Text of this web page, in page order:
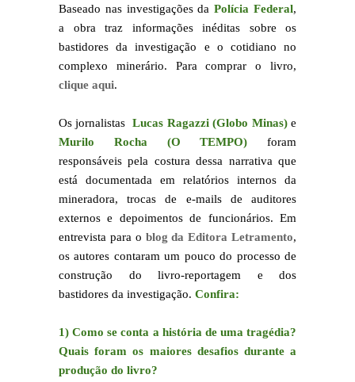
Baseado nas investigações daPolícia Federal,
a obra traz informações inéditas sobre os
bastidores da investigação e o cotidiano no
complexo minerário. Para comprar o livro,
clique aqui.
Os jornalistasLucas Ragazzi (Globo Minas)e
Murilo Rocha (O TEMPO) foram
responsáveis pela costura dessa narrativa que
está documentada em relatórios internos da
mineradora, trocas de e-mails de auditores
externos e depoimentos de funcionários. Em
entrevista para o blog da Editora Letramento,
os autores contaram um pouco do processo de
construção do livro-reportagem e dos
bastidores da investigação. Confira:
1) Como se conta a história de uma tragédia?
Quais foram os maiores desafios durante a
produção do livro?